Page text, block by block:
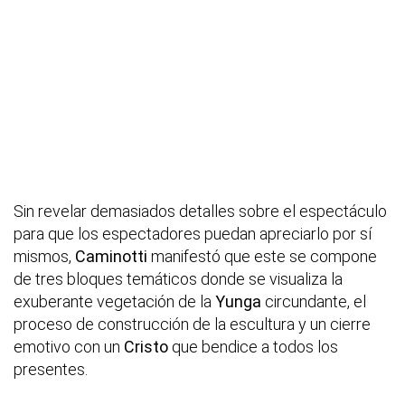
Sin revelar demasiados detalles sobre el espectáculo
para que los espectadores puedan apreciarlo por sí
mismos, Caminotti manifestó que este se compone
de tres bloques temáticos donde se visualiza la
exuberante vegetación de la Yunga circundante, el
proceso de construcción de la escultura y un cierre
emotivo con un Cristo que bendice a todos los
presentes.